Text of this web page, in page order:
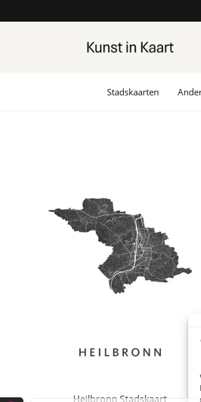
Stadskaarten
Heilbronn Stadskaart